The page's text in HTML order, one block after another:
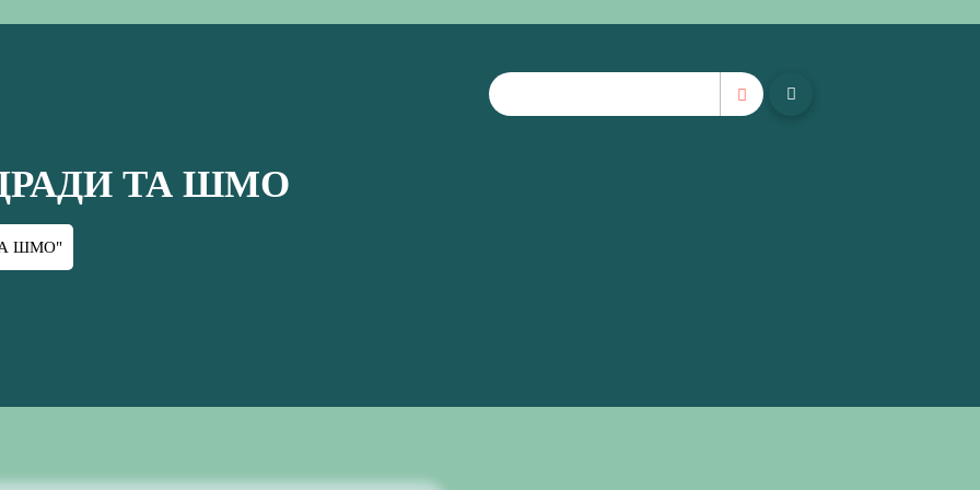
ТА ШМО
ТА ШМО"